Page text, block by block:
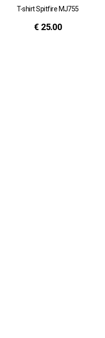
T-shirt Spitfire MJ755
€ 25.00